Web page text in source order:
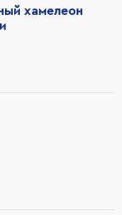
хамелеон